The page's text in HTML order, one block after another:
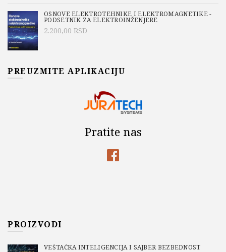
OSNOVE ELEKTROTEHNIKE I ELEKTROMAGNETIKE -
PODSETNIK ZA ELEKTROINŽENJERE
2.200,00 RSD
PREUZMITE APLIKACIJU
Pratite nas
PROIZVODI
VEŠTAČKA INTELIGENCIJA I SAJBER BEZBEDNOST